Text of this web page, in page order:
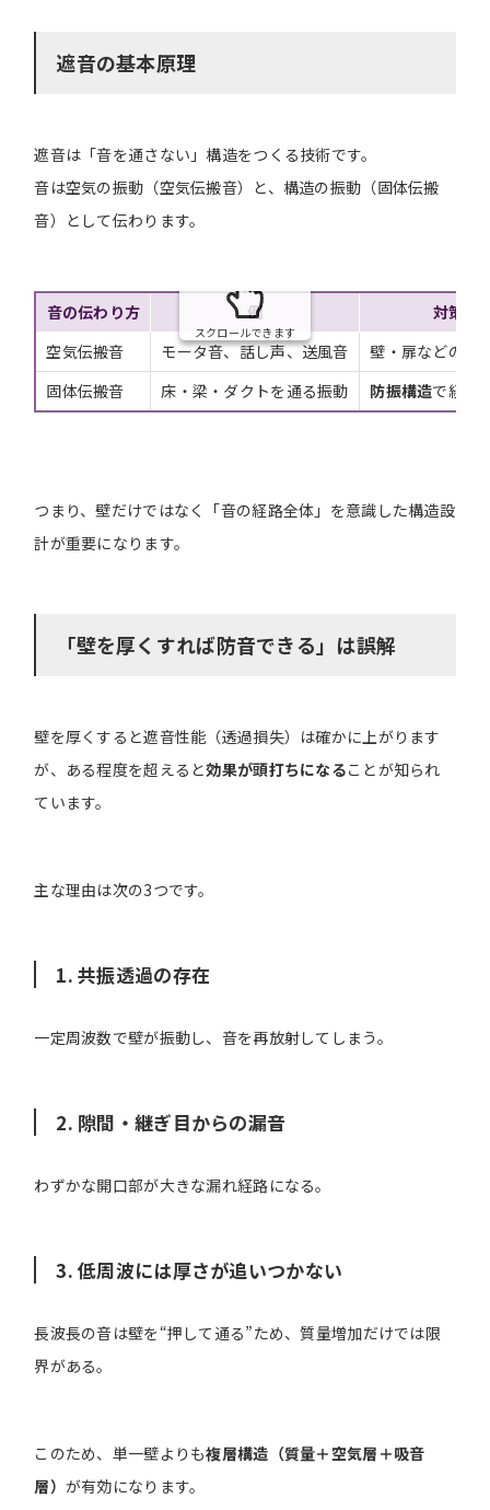
遮音の基本原理
遮音は「音を通さない」構造をつくる技術です。
音は空気の振動（空気伝搬音）と、構造の振動（固体伝搬
音）として伝わります。
音の伝わり方 例
対策の
空気伝搬音
モータ音、話し声、送風音 壁・扉などの
固体伝搬音
床・梁・ダクトを通る振動 防振構造で経路
スクロールできます
つまり、壁だけではなく「音の経路全体」を意識した構造設
計が重要になります。
「壁を厚くすれば防音できる」は誤解
壁を厚くすると遮音性能（透過損失）は確かに上がります
が、ある程度を超えると効果が頭打ちになることが知られ
ています。
主な理由は次の3つです。
1. 共振透過の存在
一定周波数で壁が振動し、音を再放射してしまう。
2. 隙間・継ぎ目からの漏音
わずかな開口部が大きな漏れ経路になる。
3. 低周波には厚さが追いつかない
長波長の音は壁を“押して通る”ため、質量増加だけでは限
界がある。
このため、単一壁よりも複層構造（質量＋空気層＋吸音
層） が有効になります。